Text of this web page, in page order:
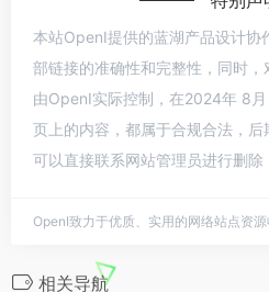
本站OpenI提供的蓝湖产品设计协
部链接的准确性和完整性，同时
由OpenI实际控制，在2024年 8
页上的内容，都属于合规合法，后
可以直接联系网站管理员进行删除
OpenI致力于优质、实用的网络站点资源
相关导航